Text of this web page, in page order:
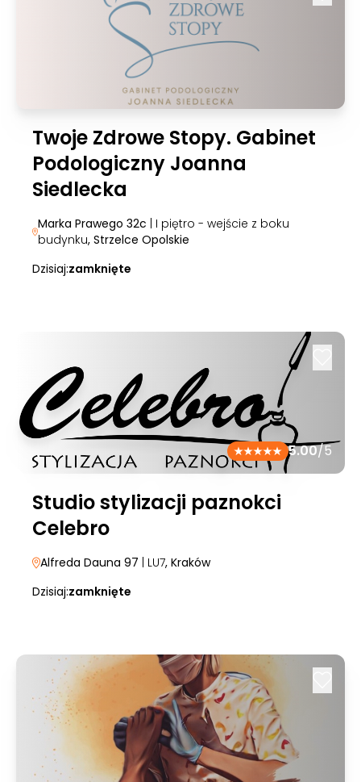
Twoje Zdrowe Stopy. Gabinet
Podologiczny Joanna
Siedlecka
Marka Prawego 32c | I piętro - wejście z boku
budynku, Strzelce Opolskie
Dzisiaj:zamknięte
5.00/5
Studio stylizacji paznokci
Celebro
Alfreda Dauna 97 | LU7, Kraków
Dzisiaj:zamknięte